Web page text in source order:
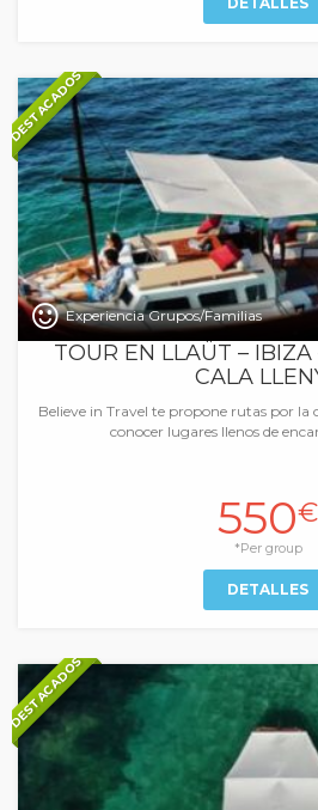
DESTACADOS
Experiencia Grupos/Familias
TOUR EN LLAÜT –
CALA
Believe in Travel te propone rutas por la
conocer lugares llenos de
550€
*Per group
DETALLES
DESTACADOS